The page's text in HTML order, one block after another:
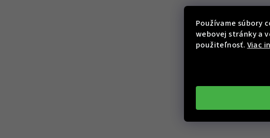
Používame súbory
webovej stránky a
použiteľnosť. Viac